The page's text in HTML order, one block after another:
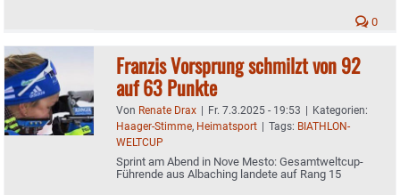
0
Franzis Vorsprung schmilzt von 92
auf 63 Punkte
Von Renate Drax | Fr. 7.3.2025 - 19:53 | Kategorien:
Haager-Stimme, Heimatsport | Tags: BIATHLON-
WELTCUP
Sprint am Abend in Nove Mesto: Gesamtweltcup-
Führende aus Albaching landete auf Rang 15